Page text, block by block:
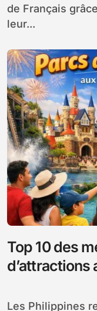
de Français
leur...
Top 10 des
d’attractions
Les Philippines regorgent de destinations